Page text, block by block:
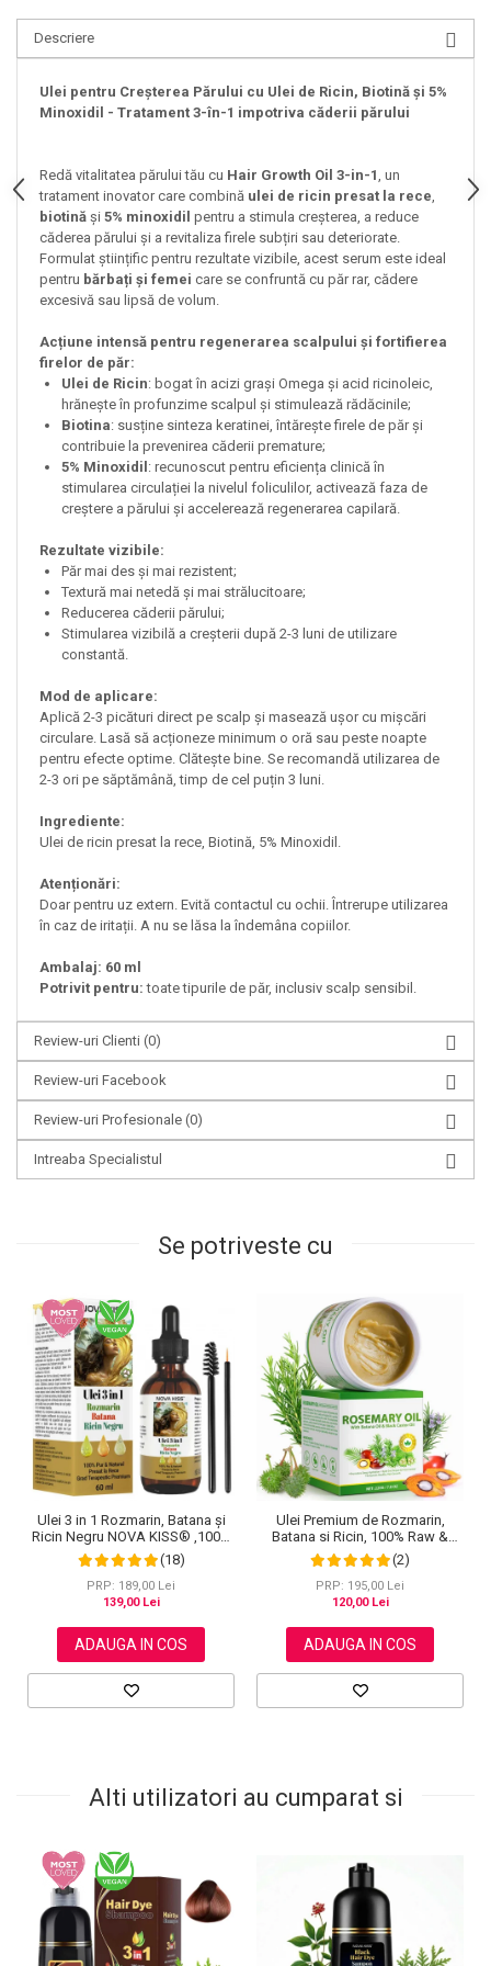
Descriere
Ulei pentru Creșterea Părului cu Ulei de Ricin, Biotină și 5%
Minoxidil - Tratament 3-în-1 impotriva căderii părului
Redă vitalitatea părului tău cu Hair Growth Oil 3-in-1 , un
tratament inovator care combină ulei de ricin presat la rece
biotină și 5% minoxidil pentru a stimula creșterea, a reduce
căderea părului și a revitaliza firele subțiri sau deteriorate.
Formulat științific pentru rezultate vizibile, acest serum este ideal
pentru bărbați și femei care se confruntă cu păr rar, cădere
excesivă sau lipsă de volum.
Acțiune intensă pentru regenerarea scalpului și fortifierea
firelor de păr:
Ulei de Ricin: bogat în acizi grași Omega și acid ricinoleic,
hrănește în profunzime scalpul și stimulează rădăcinile;
Biotina: susține sinteza keratinei, întărește firele de păr și
contribuie la prevenirea căderii premature;
5% Minoxidil: recunoscut pentru eficiența clinică în
stimularea circulației la nivelul foliculilor, activează faza de
creștere a părului și accelerează regenerarea capilară.
Rezultate vizibile:
Păr mai des și mai rezistent;
Textură mai netedă și mai strălucitoare;
Reducerea căderii părului;
Stimularea vizibilă a creșterii după 2-3 luni de utilizare
constantă.
Mod de aplicare:
Aplică 2-3 picături direct pe scalp și masează ușor cu mișcări
circulare. Lasă să acționeze minimum o oră sau peste noapte
pentru efecte optime. Clătește bine. Se recomandă utilizarea de
2-3 ori pe săptămână, timp de cel puțin 3 luni.
Ingrediente:
Ulei de ricin presat la rece, Biotină, 5% Minoxidil.
Atenționări:
Doar pentru uz extern. Evită contactul cu ochii. Întrerupe utilizarea
în caz de iritații. A nu se lăsa la îndemâna copiilor.
Ambalaj: 60 ml
Potrivit pentru: toate tipurile de păr, inclusiv scalp sensibil.
Review-uri Clienti (0)
Review-uri Facebook
Review-uri Profesionale (0)
Intreaba Specialistul
Se potriveste cu
Ulei 3 in 1 Rozmarin, Batana și
Ricin Negru NOVA KISS® ,100%
Pur & Natural, Grad Terapeutic
Premium, pentru Cresterea
Parului, Tratarea Scalpului si
Pielii, 60 ml
(18)
PRP: 189,00 Lei
139,00 Lei
ADAUGA IN COS
Ulei Premium de Rozmarin,
Batana si Ricin, 100% Raw &
Nerafinat pentru Cresterea
Parului, 220 g
(2)
PRP: 195,00 Lei
120,00 Lei
ADAUGA IN COS
Alti utilizatori au cumparat si